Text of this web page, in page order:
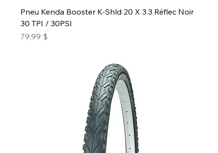
Pneu Kenda Booster K-Shld 20 X 3.3 Réflec Noir
30 TPI / 30PSI
Prix
79,99 $